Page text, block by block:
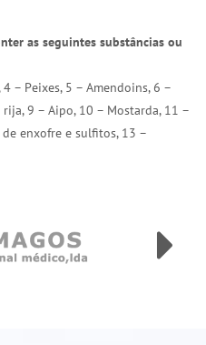
as seguintes substâncias ou
– Peixes, 5 – Amendoins, 6 –
rija, 9 – Aipo, 10 – Mostarda, 11 –
enxofre e sulfitos, 13 –